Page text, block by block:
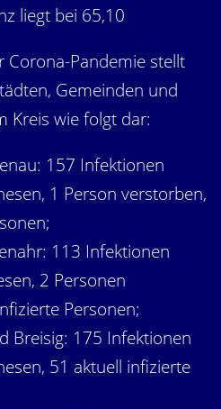
liegt bei 65,10
Corona-Pandemie stellt
Gemeinden und
Kreis wie folgt dar:
157 Infektionen
1 Person verstorben,
113 Infektionen
2 Personen
Personen;
Breisig: 175 Infektionen
51 aktuell infizierte